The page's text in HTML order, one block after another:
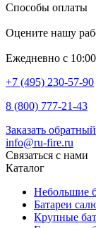
Способы оплаты
Оцените нашу
Ежедневно с
+7 (495) 230-57-90
8 (800) 777-21-43
Заказать
info@ru-fire.ru
Связаться с нами
Каталог
Небольшие
Батареи
Крупные